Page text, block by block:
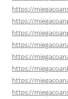
https://
https://
https://
https://
https://
https://
https://
https://